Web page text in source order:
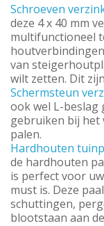
Schroeven
deze 4 x 40 mm
multifunctioneel
van
wilt zetten. Dit
Schermsteun
ook wel L-beslag
gebruiken bij het
palen.
Hardhouten
de hardhouten
is perfect voor
must is. Deze
schuttingen,
blootstaan aan